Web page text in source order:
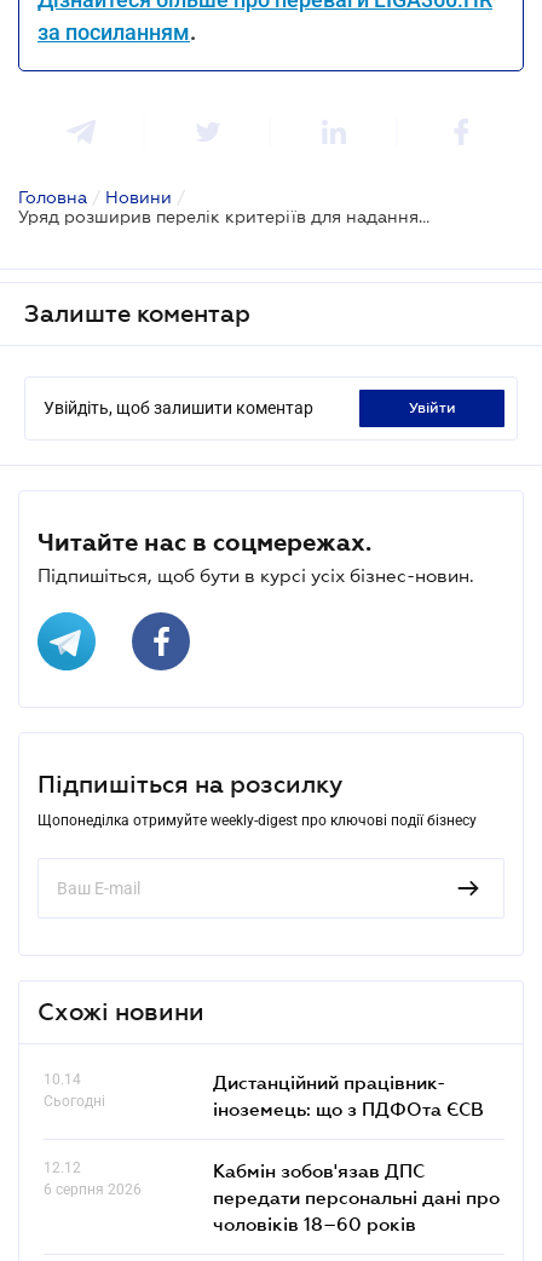
за посиланням.
Головна / Новини /
Уряд розширив перелік критеріїв для надання допомоги по частковому безробіттю
Залиште коментар
Увійдіть, щоб залишити коментар увійти
Читайте нас в соцмережах.
Підпишіться, щоб бути в курсі усіх бізнес-новин.
Підпишіться на розсилку
Щопонеділка отримуйте weekly-digest про ключові події бізнесу
Схожі новини
10.14
Сьогодні
Дистанційний працівник-
іноземець: що з ПДФОта ЄСВ
12.12
6 серпня 2026
Кабмін зобов'язав ДПС
передати персональні дані про
чоловіків 18–60 років